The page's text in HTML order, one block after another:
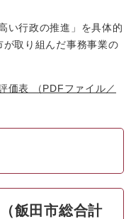
い行政の推進」を具体的
取り組んだ事務事業の
価表 （PDFファイル／
飯田市総合計